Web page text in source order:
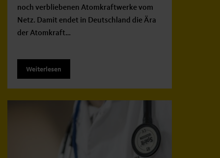
noch verbliebenen Atomkraftwerke vom
Netz. Damit endet in Deutschland die Ära
der Atomkraft…
Weiterlesen